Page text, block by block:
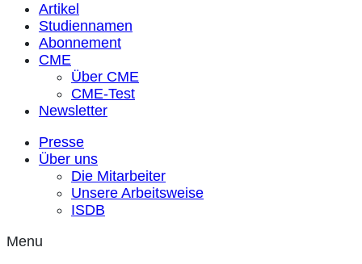
Artikel
Studiennamen
Abonnement
CME
Über CME
CME-Test
Newsletter
Presse
Über uns
Die Mitarbeiter
Unsere Arbeitsweise
ISDB
Menu